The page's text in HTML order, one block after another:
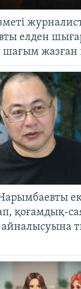
елден
шағым жазған
қоғамдық-
айналысуына